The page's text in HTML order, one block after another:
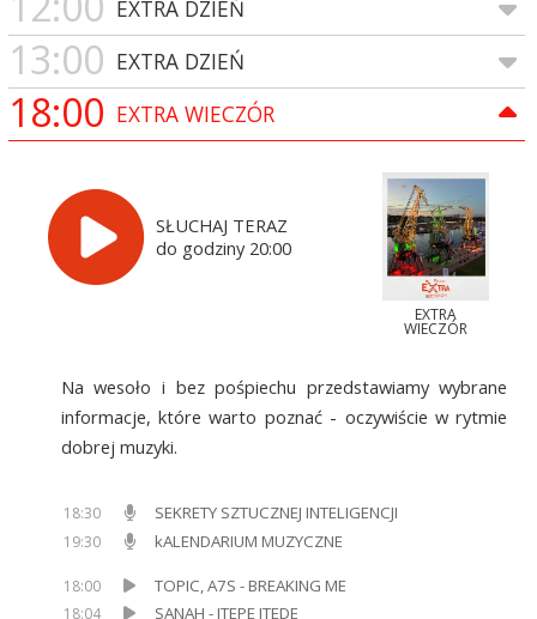
EXTRA DZIEŃ
13:00 EXTRA DZIEŃ
18:00 EXTRA WIECZÓR
SŁUCHAJ TERAZ
do godziny 20:00
EXTRA
WIECZÓR
Na wesoło i bez pośpiechu przedstawiamy wybrane
informacje, które warto poznać - oczywiście w rytmie
dobrej muzyki.
18:30 SEKRETY SZTUCZNEJ INTELIGENCJI
19:30 kALENDARIUM MUZYCZNE
18:00 TOPIC, A7S - BREAKING ME
18:04 SANAH - ITEPE ITEDE